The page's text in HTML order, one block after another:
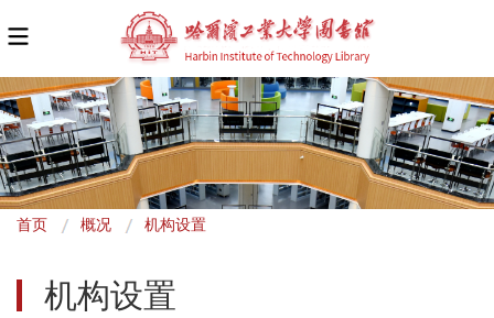
面
首页 概况 机构设置
机构设置